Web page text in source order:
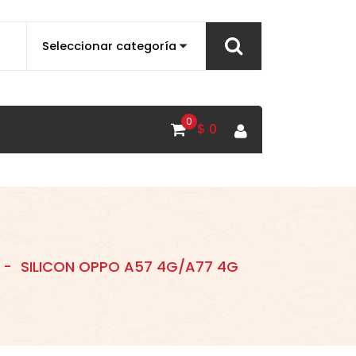
0 $ 0
SILICON OPPO A57 4G/A77 4G